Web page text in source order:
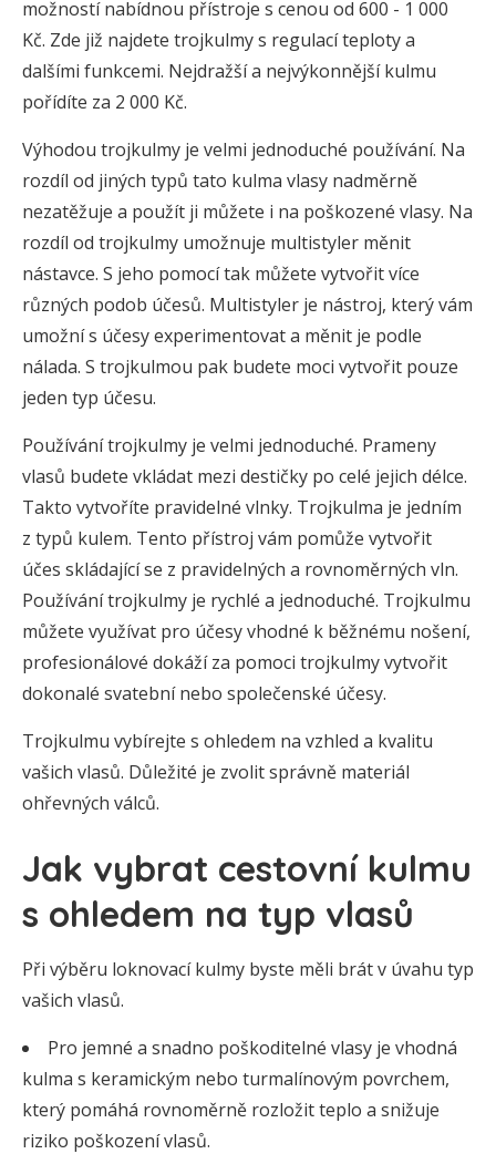
možností nabídnou přístroje s cenou od 600 - 1 000
Kč. Zde již najdete trojkulmy s regulací teploty a
dalšími funkcemi. Nejdražší a nejvýkonnější kulmu
pořídíte za 2 000 Kč.
Výhodou trojkulmy je velmi jednoduché používání. Na
rozdíl od jiných typů tato kulma vlasy nadměrně
nezatěžuje a použít ji můžete i na poškozené vlasy. Na
rozdíl od trojkulmy umožnuje multistyler měnit
nástavce. S jeho pomocí tak můžete vytvořit více
různých podob účesů. Multistyler je nástroj, který vám
umožní s účesy experimentovat a měnit je podle
nálada. S trojkulmou pak budete moci vytvořit pouze
jeden typ účesu.
Používání trojkulmy je velmi jednoduché. Prameny
vlasů budete vkládat mezi destičky po celé jejich délce.
Takto vytvoříte pravidelné vlnky. Trojkulma je jedním
z typů kulem. Tento přístroj vám pomůže vytvořit
účes skládající se z pravidelných a rovnoměrných vln.
Používání trojkulmy je rychlé a jednoduché. Trojkulmu
můžete využívat pro účesy vhodné k běžnému nošení,
profesionálové dokáží za pomoci trojkulmy vytvořit
dokonalé svatební nebo společenské účesy.
Trojkulmu vybírejte s ohledem na vzhled a kvalitu
vašich vlasů. Důležité je zvolit správně materiál
ohřevných válců.
Jak vybrat cestovní kulmu
s ohledem na typ vlasů
Při výběru loknovací kulmy byste měli brát v úvahu typ
vašich vlasů.
Pro jemné a snadno poškoditelné vlasy je vhodná
kulma s keramickým nebo turmalínovým povrchem,
který pomáhá rovnoměrně rozložit teplo a snižuje
riziko poškození vlasů.